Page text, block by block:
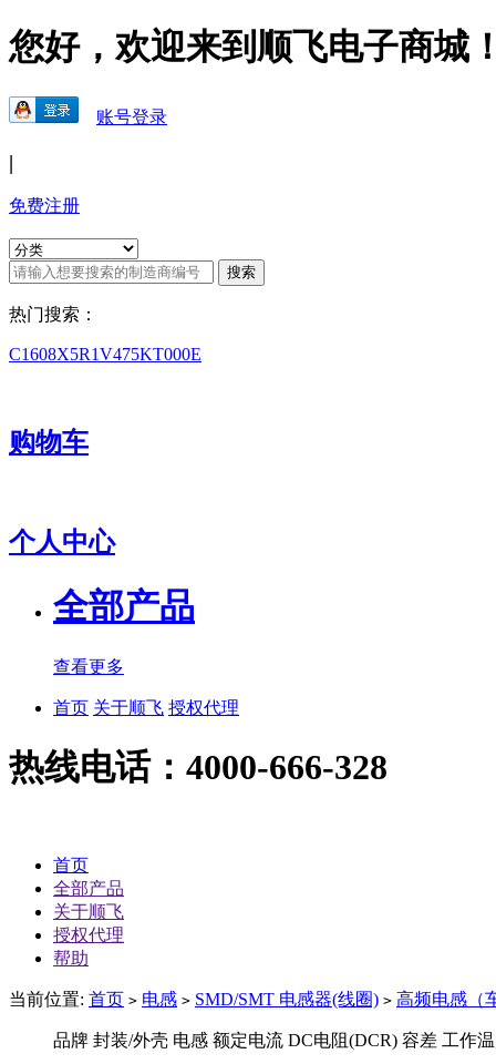
您好，欢迎来到顺飞电子商城
账号登录
|
免费注册
热门搜索：
C1608X5R1V475KT000E
购物车
个人中心
全部产品
查看更多
首页 关于顺飞 授权代理
热线电话：4000-666-328
首页
全部产品
关于顺飞
授权代理
帮助
当前位置: 首页 > 电感 > SMD/SMT 电感器(线圈) > 高频电感（
品牌 封装/外壳 电感 额定电流 DC电阻(DCR) 容差 工作